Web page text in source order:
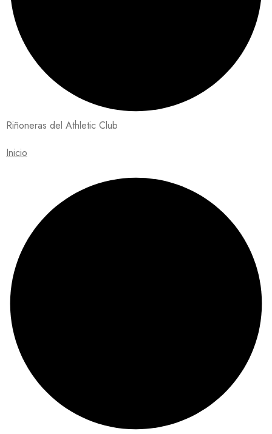
Riñoneras del Athletic Club
Inicio